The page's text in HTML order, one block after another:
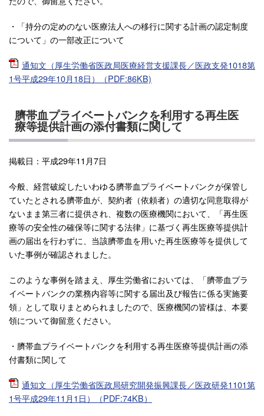
・「持分の定めのない医療法人への移行に関する計画の認定制度
について」の一部改正について
通知文（厚生労働省医政局医療経営支援課長／医政支発1018第
1号平成29年10月18日）（PDF:86KB)
臍帯血プライベートバンクを利用する再生医
療等提供計画の添付書類に関して
掲載日：平成29年11月7日
今般、経営破綻したいわゆる臍帯血プライベートバンクが保管し
ていたとされる臍帯血が、契約者（依頼者）の適切な同意取得が
ないまま第三者に提供され、複数の医療機関において、「再生医
療等の安全性の確保等に関する法律」に基づく再生医療等提供計
画の届出を行わずに、当該臍帯血を用いた再生医療等を提供して
いた事例が確認されました。
このような事例を踏まえ、厚生労働省においては、「臍帯血プラ
イベートバンクの業務内容等に関する届出及び報告に係る実施要
領」として取りまとめられましたので、医療機関の皆様は、本要
領について御留意ください。
・臍帯血プライベートバンクを利用する再生医療等提供計画の添
付書類に関して
通知文（厚生労働省医政局研究開発振興課長／医政研発1101第
1号平成29年11月1日）（PDF:74KB）